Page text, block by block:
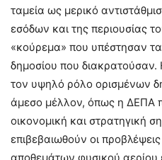
ταμεία ως μερικό
εσόδων και της περιουσίας
«κούρεμα» που υπέστησαν
δημοσίου που διακρατούσαν.
τον υψηλό ρόλο ορισμένων
άμεσο μέλλον, όπως η ΔΕΠΑ
οικονομική και στρατηγική
επιβεβαιωθούν οι